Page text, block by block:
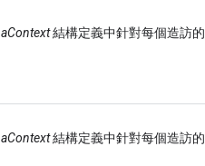
aContext結構定義中針對每個造訪的
aContext結構定義中針對每個造訪的